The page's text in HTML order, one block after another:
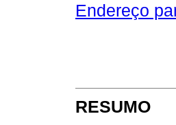
Endereço
RESUMO